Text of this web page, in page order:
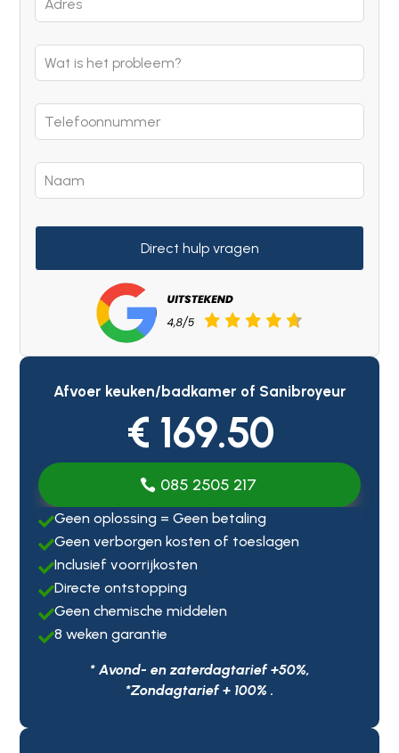
this
blank
Direct hulp vragen
Afvoer keuken/badkamer of Sanibroyeur
€ 169.50
085 2505 217
Geen oplossing = Geen betaling
Geen verborgen kosten of toeslagen
Inclusief voorrijkosten
Directe ontstopping
Geen chemische middelen
8 weken garantie
* Avond- en zaterdagtarief +50%,
*Zondagtarief + 100% .